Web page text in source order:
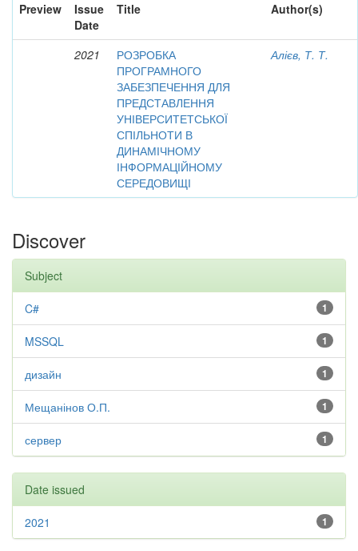
Preview
Issue
Date
Title Author(s)
2021
РОЗРОБКА
ПРОГРАМНОГО
ЗАБЕЗПЕЧЕННЯ ДЛЯ
ПРЕДСТАВЛЕННЯ
УНІВЕРСИТЕТСЬКОЇ
СПІЛЬНОТИ В
ДИНАМІЧНОМУ
ІНФОРМАЦІЙНОМУ
СЕРЕДОВИЩІ
Алієв, Т. Т.
Discover
Subject
1
C#
1
MSSQL
1
дизайн
1
Мещанінов О.П.
1
сервер
Date issued
1
2021